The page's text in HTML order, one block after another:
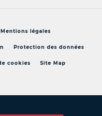
Mentions légales
Protection des données
cookies Site Map